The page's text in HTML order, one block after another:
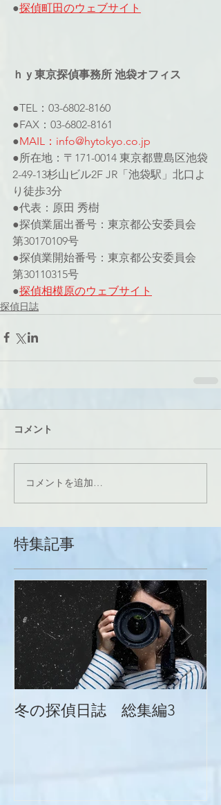
●探偵町田のウェブサイト
ｈｙ東京探偵事務所 池袋オフィス
●TEL：03-6802-8160
●FAX：03-6802-8161
●MAIL：info@hytokyo.co.jp
●所在地：〒171-0014 東京都豊島区池袋
2-49-13杉山ビル2F JR「池袋駅」北口よ
り徒歩3分
●代表：原田 秀樹
●探偵業届出番号：東京都公安委員会
第30170109号
●探偵業開始番号：東京都公安委員会
第30110315号
●探偵相模原のウェブサイト
探偵日誌
コメント
コメントを追加…
特集記事
冬の探偵日誌 総集編3